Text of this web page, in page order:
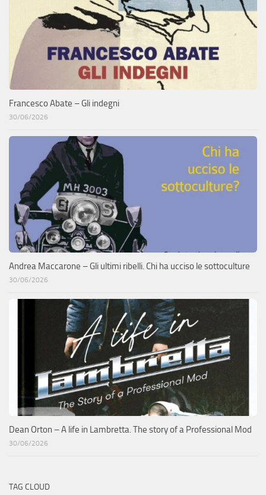
Francesco Abate – Gli indegni
30/06/2026
Andrea Maccarone – Gli ultimi ribelli. Chi ha ucciso le sottoculture
30/06/2026
Dean Orton – A life in Lambretta. The story of a Professional Mod
30/06/2026
TAG CLOUD